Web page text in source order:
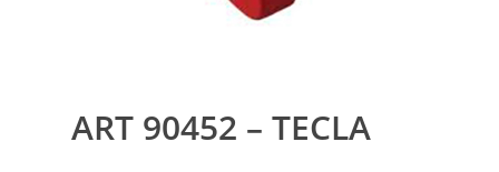
ART 90452 – TECLA